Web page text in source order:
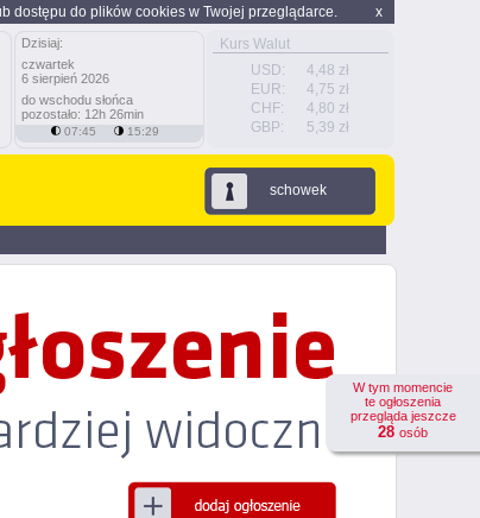
x
dostępu do plików cookies w Twojej przeglądarce.
Kurs Walut
USD:
4,48 zł
EUR:
4,75 zł
CHF:
4,80 zł
GBP:
5,39 zł
Dzisiaj:
czwartek
6 sierpień 2026
do wschodu słońca
pozostało: 12h 26min
07:45 15:29
schowek
W tym momencie
te ogłoszenia
przegląda jeszcze
28 osób